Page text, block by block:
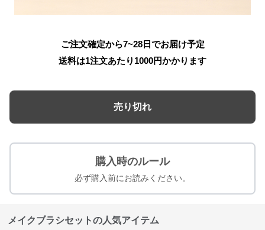
ご注文確定から7~28日でお届け予定
送料は1注文あたり 1000円かかります
売り切れ
購入時のルール
必ず購入前にお読みください。
メイクブラシセットの人気アイテム